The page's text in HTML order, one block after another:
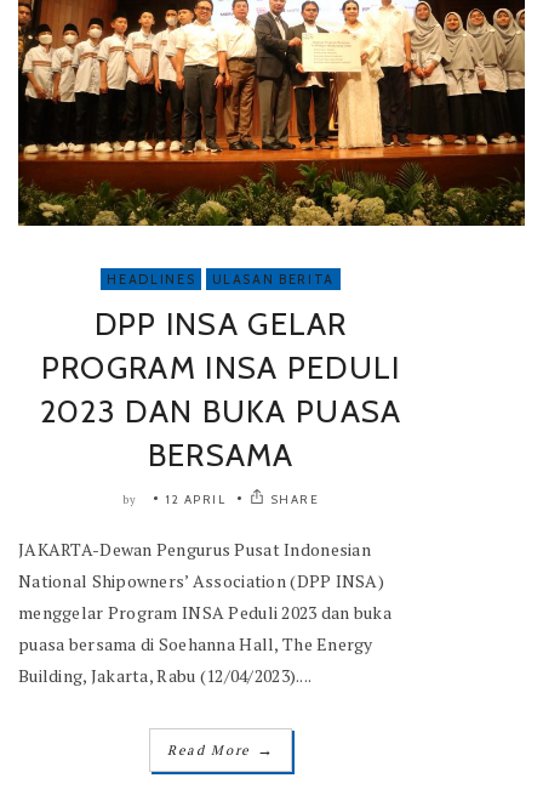
HEADLINES ULASAN BERITA
DPP INSA GELAR
PROGRAM INSA PEDULI
2023 DAN BUKA PUASA
BERSAMA
by 12 APRIL SHARE
JAKARTA-Dewan Pengurus Pusat Indonesian
National Shipowners’ Association (DPP INSA)
menggelar Program INSA Peduli 2023 dan buka
puasa bersama di Soehanna Hall, The Energy
Building, Jakarta, Rabu (12/04/2023)....
Read More →